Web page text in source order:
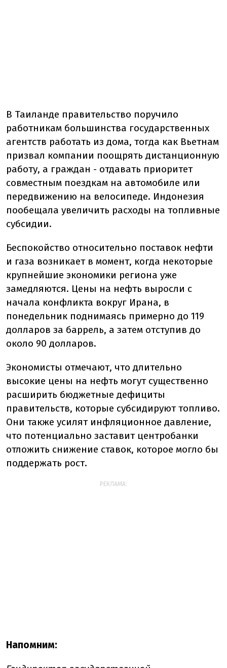
В Таиланде правительство поручило
работникам большинства государственных
агентств работать из дома, тогда как Вьетнам
призвал компании поощрять дистанционную
работу, а граждан - отдавать приоритет
совместным поездкам на автомобиле или
передвижению на велосипеде. Индонезия
пообещала увеличить расходы на топливные
субсидии.
Беспокойство относительно поставок нефти
и газа возникает в момент, когда некоторые
крупнейшие экономики региона уже
замедляются. Цены на нефть выросли с
начала конфликта вокруг Ирана, в
понедельник поднимаясь примерно до 119
долларов за баррель, а затем отступив до
около 90 долларов.
Экономисты отмечают, что длительно
высокие цены на нефть могут существенно
расширить бюджетные дефициты
правительств, которые субсидируют топливо.
Они также усилят инфляционное давление,
что потенциально заставит центробанки
отложить снижение ставок, которое могло бы
поддержать рост.
РЕКЛАМА:
Напомним: